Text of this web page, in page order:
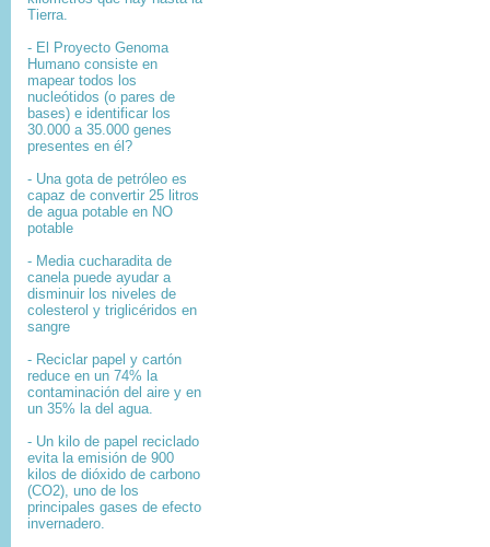
Tierra.
- El
Proyecto Genoma
Humano consiste en
mapear todos los
nucleótidos (o pares de
bases) e identificar los
30.000 a 35.000 genes
presentes en él?
- Una gota de petróleo es
capaz de convertir 25 litros
de agua potable en NO
potable
- Media cucharadita de
canela puede ayudar a
disminuir los niveles de
colesterol y triglicéridos en
sangre
- Reciclar papel y cartón
reduce en un 74% la
contaminación del aire y en
un 35% la del agua.
- Un kilo de papel reciclado
evita la emisión de 900
kilos de dióxido de carbono
(CO2), uno de los
principales gases de efecto
invernadero.